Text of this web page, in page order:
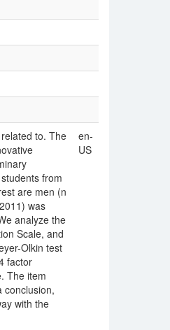
to. The
from
are men (n
was
analyze the
Scale, and
Olkin test
factor
The item
conclusion,
with the
en-
US